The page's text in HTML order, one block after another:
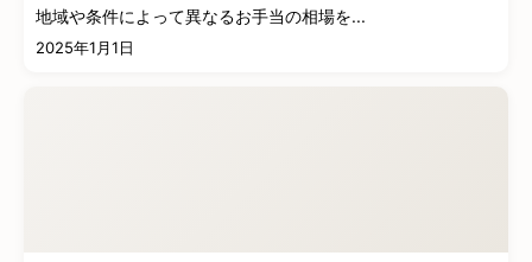
地域や条件によって異なるお手当の相場を...
2025年1月1日